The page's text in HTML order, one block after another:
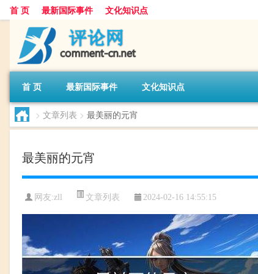
首 页 最新国际事件 文化知识点
首 页 最新国际事件 文化知识点
> 文章列表 > 最美丽的元宵
最美丽的元宵
网友:zll 文章列表 2024-02-16 14:55:15